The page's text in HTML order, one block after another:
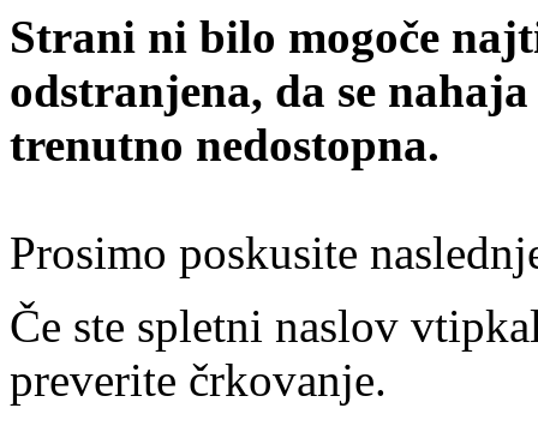
Strani ni bilo mogoče
odstranjena, da se
trenutno nedostopna.
Prosimo poskusite
Če ste spletni naslov
preverite črkovanje.